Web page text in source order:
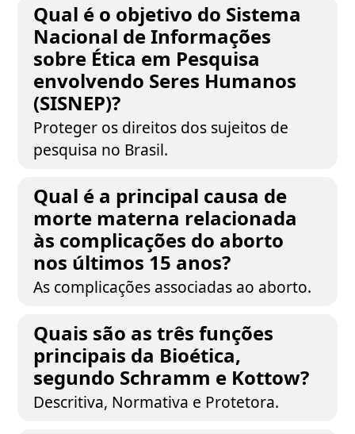
Qual é o objetivo do Sistema
Nacional de Informações
sobre Ética em Pesquisa
envolvendo Seres Humanos
(SISNEP)?
Proteger os direitos dos sujeitos de
pesquisa no Brasil.
Qual é a principal causa de
morte materna relacionada
às complicações do aborto
nos últimos 15 anos?
As complicações associadas ao aborto.
Quais são as três funções
principais da Bioética,
segundo Schramm e Kottow?
Descritiva, Normativa e Protetora.